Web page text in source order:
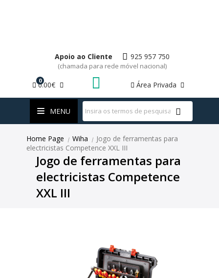
WhatsApp
Apoio ao Cliente 925 957 750
(chamada para rede móvel nacional)
Área Privada
0
0.00€
MENU
Home Page | Wiha | Jogo de ferramentas para
electricistas Competence XXL III
Jogo de ferramentas para
electricistas Competence
XXL III